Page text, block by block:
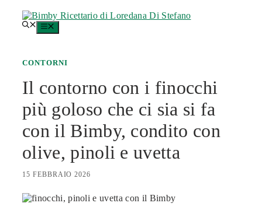
contenuto
CONTORNI
Il contorno con i finocchi
più goloso che ci sia si fa
con il Bimby, condito con
olive, pinoli e uvetta
15 FEBBRAIO 2026